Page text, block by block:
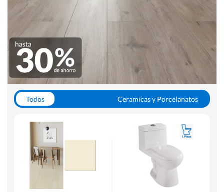
Todos
Ceramicas y Porcelanatos
WC y Sanitarios
Pisos Flotantes y Laminados
Pinturas